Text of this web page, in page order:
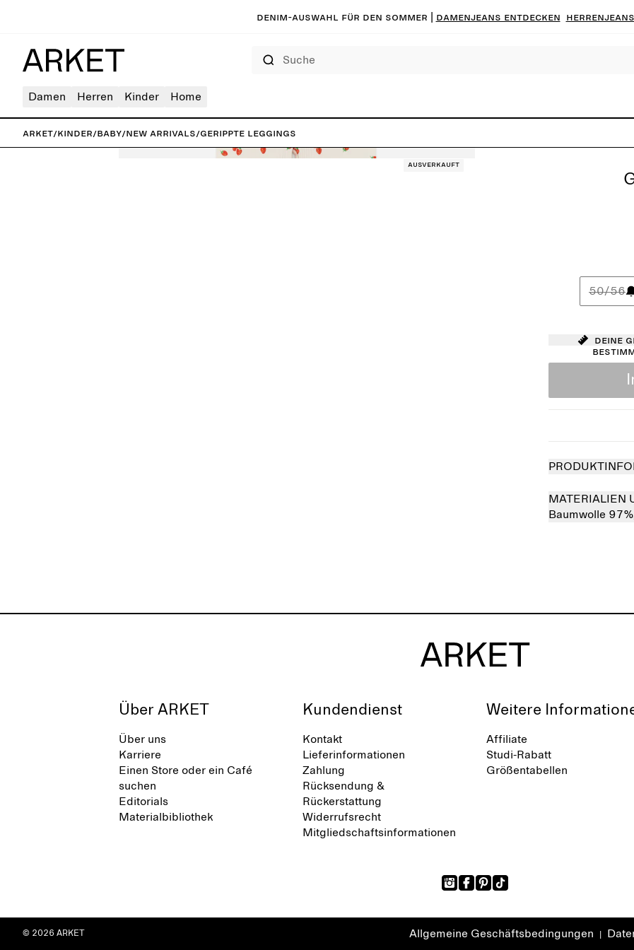
Denim-Auswahl für den Sommer | Damenjeans entdecken
Damen Herren Kinder Home
ARKET/Kinder/Baby/New arrivals/Gerippte Leggings
Ausverkauft
50/56
Deine
MATERIALIEN
Baumwolle
Über ARKET
Über uns
Karriere
Einen Store oder ein Café
suchen
Editorials
Materialbibliothek
Kundendienst
Kontakt
Lieferinformationen
Zahlung
Rücksendung &
Rückerstattung
Widerrufsrecht
Mitgliedschaftsinformationen
Weitere
Affiliate
Studi-Rabatt
Größentabellen
Allgemeine Geschäftsbedingungen
© 2026 ARKET